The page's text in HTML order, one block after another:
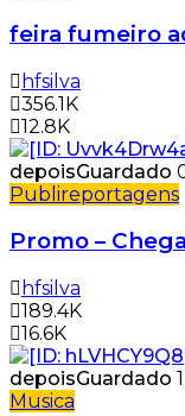
feira fumeiro
hfsilva
356.1K
12.8K
depoisGuardado
Publireportagens
Promo –
hfsilva
189.4K
16.6K
depoisGuardado
Musica